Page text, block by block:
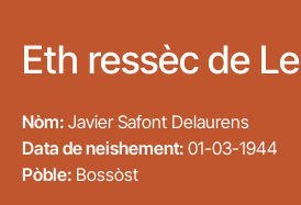
Eth ressèc de
Nòm: Javier Safont Delaurens
Data de neishement: 01-03-1944
Pòble: Bossòst